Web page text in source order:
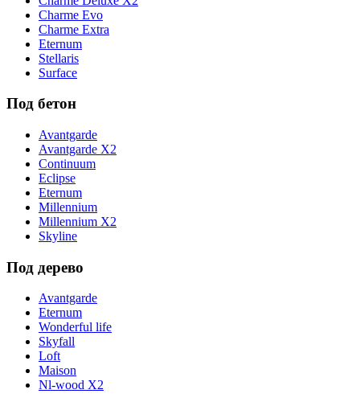
Charme Evo
Charme Extra
Eternum
Stellaris
Surface
Под бетон
Avantgarde
Avantgarde X2
Continuum
Eclipse
Eternum
Millennium
Millennium X2
Skyline
Под дерево
Avantgarde
Eternum
Wonderful life
Skyfall
Loft
Maison
Nl-wood X2